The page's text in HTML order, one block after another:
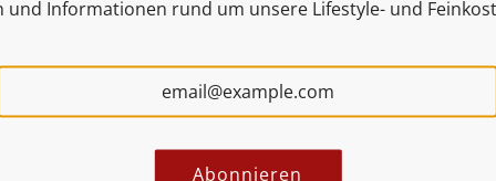
und Informationen rund um unsere Lifestyle- und
Abonnieren